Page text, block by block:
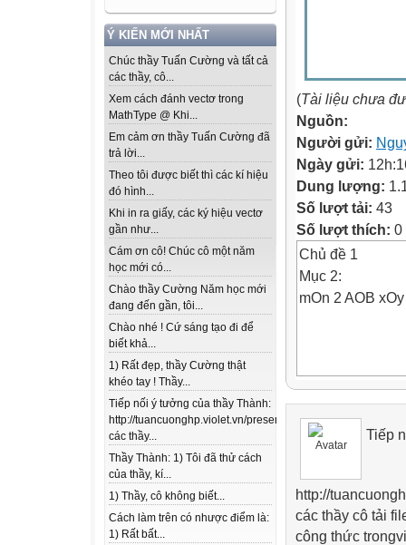
Ý KIẾN MỚI NHẤT
Chúc thầy Tuấn Cường và tất cả
các thầy, cô...
Xem cách đánh vectơ trong
MathType @ Khi...
Em cảm ơn thầy Tuấn Cường đã
trả lời...
Theo tôi được biết thì các kí hiệu
đó hình...
Khi in ra giấy, các ký hiệu vectơ
gần như...
Cám ơn cô! Chúc cô một năm
học mới có...
Chào thầy Cường Năm học mới
đang đến gần, tôi...
Chào nhé ! Cứ sáng tạo đi để
biết khả...
1) Rất đẹp, thầy Cường thật
khéo tay ! Thầy...
Tiếp nối ý tưởng của thầy Thành:
http://tuancuonghp.violet.vn/present/show/entry_id/
các thầy...
Thầy Thành: 1) Tôi đã thử cách
của thầy, kí...
1) Thầy, cô không biết...
Cách làm trên có nhược điểm là:
1) Rất bất...
(Tài liệu chưa
Nguồn:
Người gửi:
Ngày gửi:
Dung lượng:
Số lượt tải: 43
Số lượt thích: 0
Chủ đề 1
Mục 2:
mOn 2 AOB xOy
Tiếp
http://
các thầy cô tải
công thức